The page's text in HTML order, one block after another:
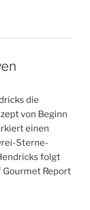
die
von Beginn
einen
Sterne-
folgt
Gourmet Report